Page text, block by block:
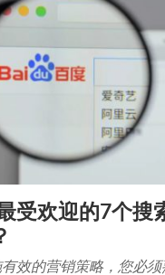
受欢迎的7个搜
效的营销策略，您必